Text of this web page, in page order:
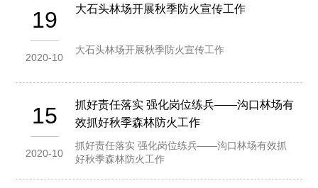
19
2020-10
大石头林场开展秋季防火宣传工作
大石头林场开展秋季防火宣传工作
15
2020-10
抓好责任落实 强化岗位练兵——沟口林场有
效抓好秋季森林防火工作
抓好责任落实 强化岗位练兵——沟口林场有效抓
好秋季森林防火工作